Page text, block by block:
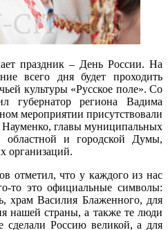
праздник – День России. На
всего дня будет проходить
культуры «Русское поле». Со
губернатор региона Вадима
мероприятии присутствовали
Науменко, главы муниципальных
областной и городской Думы,
организаций.
отметил, что у каждого из нас
то это официальные символы:
храм Василия Блаженного, для
нашей страны, а также те люди
сделали Россию великой, а для